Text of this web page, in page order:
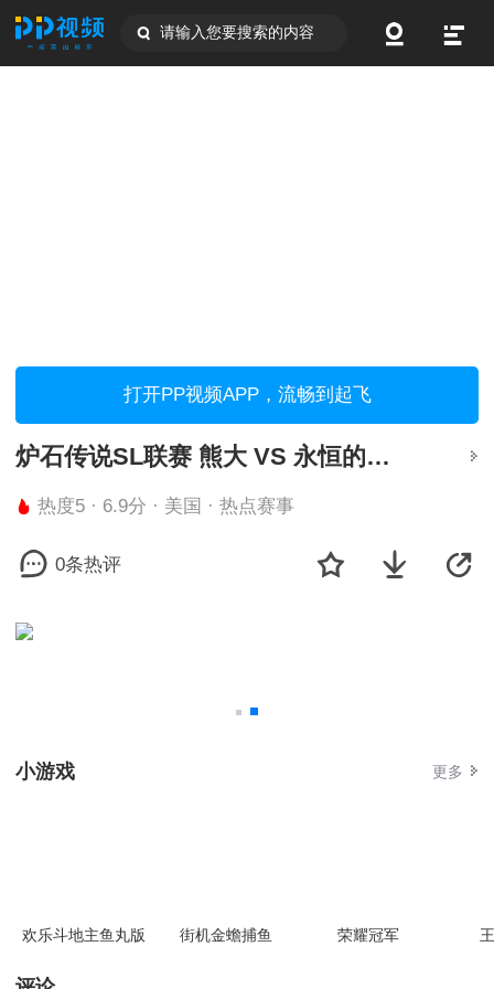
请输入您要搜索的内容
打开PP视频APP，流畅到起飞
炉石传说SL联赛 熊大 VS 永恒的飞舞
热度5 · 6.9分 · 美国 · 热点赛事
0条热评
小游戏 更多
欢乐斗地主鱼丸版 街机金蟾捕鱼 荣耀冠军